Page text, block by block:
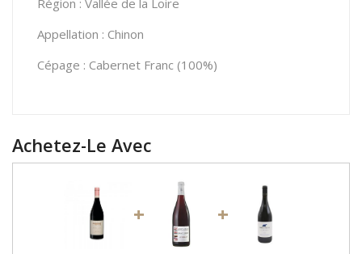
Appellation : Chinon
Cépage : Cabernet Franc (100%)
Achetez-Le Avec
+ +